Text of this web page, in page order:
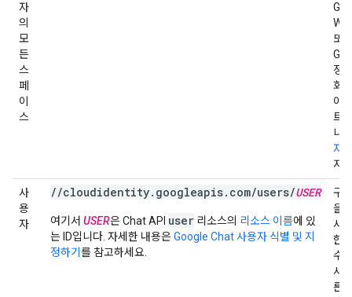
자
의
모
든
스
페
이
스
또
정
회
이
트
니
자
지
사
용
자
//cloudidentity.googleapis.com/users/USER
여기서 USER은 Chat API user 리소스의 리소스 이름에 있
는 ID입니다. 자세한 내용은Google Chat 사용자 식별 및 지
정하기 를 참고하세요.
구
을
사
한
수
사
른